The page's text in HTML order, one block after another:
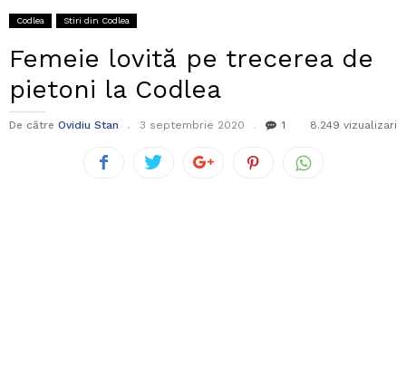
Codlea Stiri din Codlea
Femeie lovită pe trecerea de
pietoni la Codlea
De către Ovidiu Stan 3 septembrie 2020 1 8.249 vizualizari